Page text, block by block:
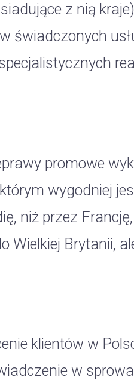
z nią
świadczonych
promowe
wygodniej
niż przez
Wielkiej Brytanii,
klientów w
w